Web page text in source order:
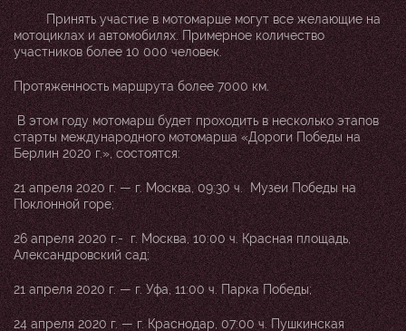
Принять участие в мотомарше могут все желающие на
мотоциклах и автомобилях. Примерное количество
участников более 10 000 человек.
Протяженность маршрута более 7000 км.
В этом году мотомарш будет проходить в несколько этапов
старты международного мотомарша «Дороги Победы на
Берлин 2020 г.», состоятся:
21 апреля 2020 г. — г. Москва, 09:30 ч. Музеи Победы на
Поклонной горе;
26 апреля 2020 г.- г. Москва, 10:00 ч. Красная площадь,
Александровский сад;
21 апреля 2020 г. — г. Уфа, 11:00 ч. Парка Победы;
24 апреля 2020 г. — г. Краснодар, 07:00 ч. Пушкинская